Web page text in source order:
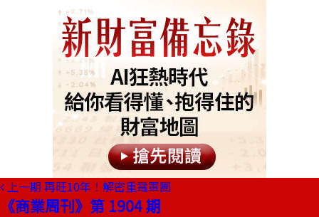
上一期 再旺10年！解密重電軍團
《商業周刊》第 1904 期